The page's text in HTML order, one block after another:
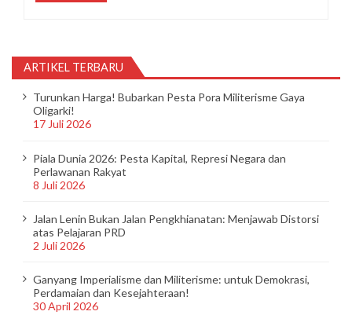
ARTIKEL TERBARU
Turunkan Harga! Bubarkan Pesta Pora Militerisme Gaya
Oligarki!
17 Juli 2026
Piala Dunia 2026: Pesta Kapital, Represi Negara dan
Perlawanan Rakyat
8 Juli 2026
Jalan Lenin Bukan Jalan Pengkhianatan: Menjawab Distorsi
atas Pelajaran PRD
2 Juli 2026
Ganyang Imperialisme dan Militerisme: untuk Demokrasi,
Perdamaian dan Kesejahteraan!
30 April 2026